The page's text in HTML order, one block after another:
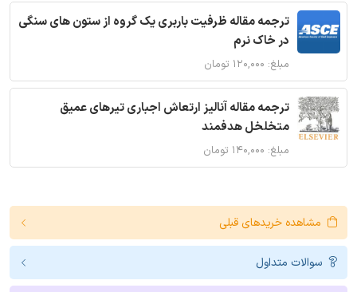
ترجمه مقاله ظرفیت باربری یک گروه از ستون های سنگی
در خاک نرم
مبلغ: ۱۲۰,۰۰۰ تومان
ترجمه مقاله آنالیز ارتعاش اجباری تیرهای عمیق
متخلخل هدفمند
مبلغ: ۱۴۰,۰۰۰ تومان
مشاهده خریدهای قبلی
سوالات متداول